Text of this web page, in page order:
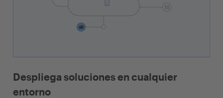
Despliega soluciones en cualquier
entorno